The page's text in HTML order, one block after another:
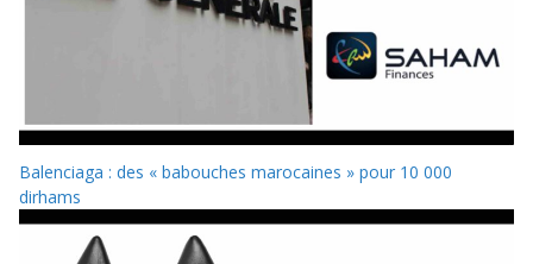
Balenciaga : des « babouches marocaines » pour 10 000
dirhams